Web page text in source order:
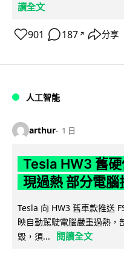
讀全文
901 187 ↗ 分享
人工智能
arthur 1 日
Tesla HW3 舊
現過熱 部分電
Tesla 向 HW3 舊車款推送
映自動駕駛電腦嚴重過熱，
毀，須...
閱讀全文